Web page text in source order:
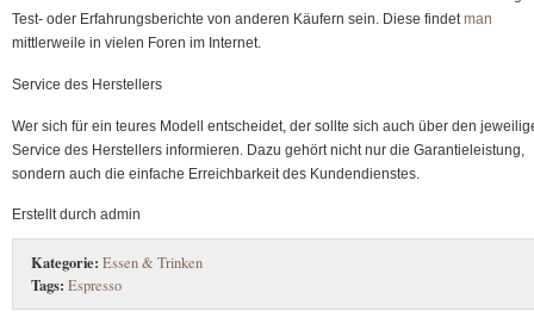
Test- oder Erfahrungsberichte von anderen Käufern sein. Diese findet man
mittlerweile in vielen Foren im Internet.
Service des Herstellers
Wer sich für ein teures Modell entscheidet, der sollte sich auch über den
Service des Herstellers informieren. Dazu gehört nicht nur die Garantieleistung,
sondern auch die einfache Erreichbarkeit des Kundendienstes.
Erstellt durch admin
Kategorie: Essen & Trinken
Tags: Espresso